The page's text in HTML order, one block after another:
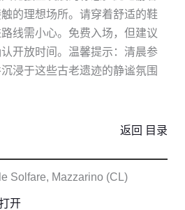
的理想场所。请穿着舒适的鞋
线需小心。免费入场，但建议
开放时间。温馨提示：清晨参
浸于这些古老遗迹的静谧氛围
返回 目录
Solfare, Mazzarino (CL)
开